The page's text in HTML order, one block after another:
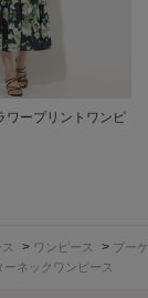
ワープリントワンピ
> ワンピース > ブー
ネックワンピース